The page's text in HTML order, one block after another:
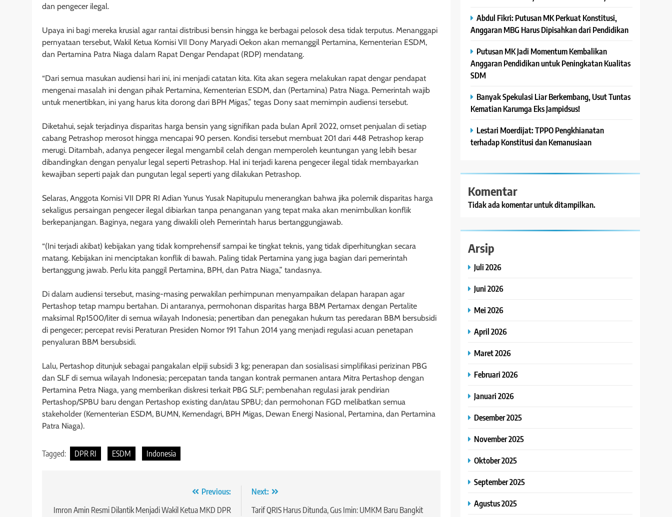
dan pengecer ilegal.
Upaya ini bagi mereka krusial agar rantai distribusi bensin hingga ke berbagai pelosok desa tidak terputus. Menanggapi
pernyataan tersebut, Wakil Ketua Komisi VII Dony Maryadi Oekon akan memanggil Pertamina, Kementerian ESDM,
dan Pertamina Patra Niaga dalam Rapat Dengar Pendapat (RDP) mendatang.
“Dari semua masukan audiensi hari ini, ini menjadi catatan kita. Kita akan segera melakukan rapat dengar pendapat
mengenai masalah ini dengan pihak Pertamina, Kementerian ESDM, dan (Pertamina) Patra Niaga. Pemerintah wajib
untuk menertibkan, ini yang harus kita dorong dari BPH Migas,” tegas Dony saat memimpin audiensi tersebut.
Diketahui, sejak terjadinya disparitas harga bensin yang signifikan pada bulan April 2022, omset penjualan di setiap
cabang Petrashop merosot hingga mencapai 90 persen. Kondisi tersebut membuat 201 dari 448 Petrashop kerap
merugi. Ditambah, adanya pengecer ilegal mengambil celah dengan memperoleh keuntungan yang lebih besar
dibandingkan dengan penyalur legal seperti Petrashop. Hal ini terjadi karena pengecer ilegal tidak membayarkan
kewajiban seperti pajak dan pungutan legal seperti yang dilakukan Petrashop.
Selaras, Anggota Komisi VII DPR RI Adian Yunus Yusak Napitupulu menerangkan bahwa jika polemik disparitas harga
sekaligus persaingan pengecer ilegal dibiarkan tanpa penanganan yang tepat maka akan menimbulkan konflik
berkepanjangan. Baginya, negara yang diwakili oleh Pemerintah harus bertanggungjawab.
“(Ini terjadi akibat) kebijakan yang tidak komprehensif sampai ke tingkat teknis, yang tidak diperhitungkan secara
matang. Kebijakan ini menciptakan konflik di bawah. Paling tidak Pertamina yang juga bagian dari pemerintah
bertanggung jawab. Perlu kita panggil Pertamina, BPH, dan Patra Niaga,” tandasnya.
Di dalam audiensi tersebut, masing-masing perwakilan perhimpunan menyampaikan delapan harapan agar
Pertashop tetap mampu bertahan. Di antaranya, permohonan disparitas harga BBM Pertamax dengan Pertalite
maksimal Rp1500/liter di semua wilayah Indonesia; penertiban dan penegakan hukum tas peredaran BBM bersubsidi
di pengecer; percepat revisi Peraturan Presiden Nomor 191 Tahun 2014 yang menjadi regulasi acuan penetapan
penyaluran BBM bersubsidi.
Lalu, Pertashop ditunjuk sebagai pangakalan elpiji subsidi 3 kg; penerapan dan sosialisasi simplifikasi perizinan PBG
dan SLF di semua wilayah Indonesia; percepatan tanda tangan kontrak permanen antara Mitra Pertashop dengan
Pertamina Petra Niaga, yang memberikan diskresi terkait PBG SLF; pembenahan regulasi jarak pendirian
Pertashop/SPBU baru dengan Pertashop existing dan/atau SPBU; dan permohonan FGD melibatkan semua
stakeholder (Kementerian ESDM, BUMN, Kemendagri, BPH Migas, Dewan Energi Nasional, Pertamina, dan Pertamina
Patra Niaga).
Tagged: DPR RI ESDM Indonesia
pos
Previous:
Imron Amin Resmi Dilantik Menjadi Wakil Ketua MKD DPR
Next:
Tarif QRIS Harus Ditunda, Gus Imin: UMKM Baru Bangkit
Abdul Fikri: Putusan MK Perkuat Konstitusi,
Anggaran MBG Harus Dipisahkan dari Pendidikan
Putusan MK Jadi Momentum Kembalikan
Anggaran Pendidikan untuk Peningkatan Kualitas
SDM
Banyak Spekulasi Liar Berkembang, Usut Tuntas
Kematian Karumga Eks Jampidsus!
Lestari Moerdijat: TPPO Pengkhianatan
terhadap Konstitusi dan Kemanusiaan
Komentar
Tidak ada komentar untuk ditampilkan.
Arsip
Juli 2026
Juni 2026
Mei 2026
April 2026
Maret 2026
Februari 2026
Januari 2026
Desember 2025
November 2025
Oktober 2025
September 2025
Agustus 2025